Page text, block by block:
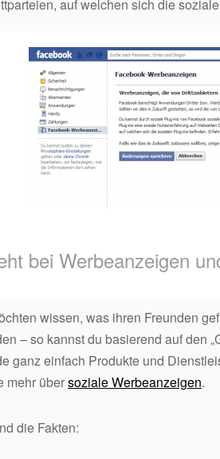
auf welchen sich die
bei Werbeanzeigen
wissen, was ihren Freunden
– so kannst du basierend auf den
ganz einfach Produkte und
mehr übersoziale Werbeanzeigen.
die Fakten: